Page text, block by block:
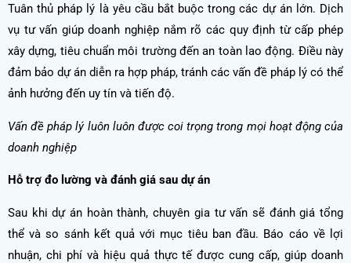
Tuân thủ pháp lý là yêu cầu bắt buộc trong các dự án lớn. Dịch
vụ tư vấn giúp doanh nghiệp nắm rõ các quy định từ cấp phép
xây dựng, tiêu chuẩn môi trường đến an toàn lao động. Điều này
đảm bảo dự án diễn ra hợp pháp, tránh các vấn đề pháp lý có thể
ảnh hưởng đến uy tín và tiến độ.
Vấn đề pháp lý luôn luôn được coi trọng trong mọi hoạt động của
doanh nghiệp
Hỗ trợ đo lường và đánh giá sau dự án
Sau khi dự án hoàn thành, chuyên gia tư vấn sẽ đánh giá tổng
thể và so sánh kết quả với mục tiêu ban đầu. Báo cáo về lợi
nhuận, chi phí và hiệu quả thực tế được cung cấp, giúp doanh